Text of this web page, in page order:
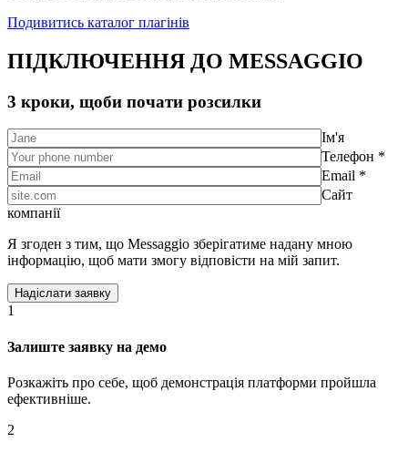
Подивитись каталог плагінів
ПІДКЛЮЧЕННЯ ДО MESSAGGIO
3 кроки, щоби почати розсилки
Ім'я
Телефон *
Email *
Сайт
компанії
Я згоден з тим, що Messaggio зберігатиме надану мною
інформацію, щоб мати змогу відповісти на мій запит.
1
Залиште заявку на демо
Розкажіть про себе, щоб демонстрація платформи пройшла
ефективніше.
2